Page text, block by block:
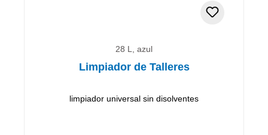
28 L, azul
Limpiador de Talleres
limpiador universal sin disolventes